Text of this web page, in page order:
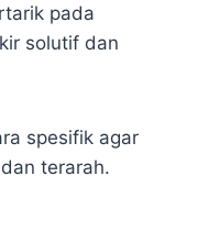
pada
solutif dan
spesifik agar
terarah.